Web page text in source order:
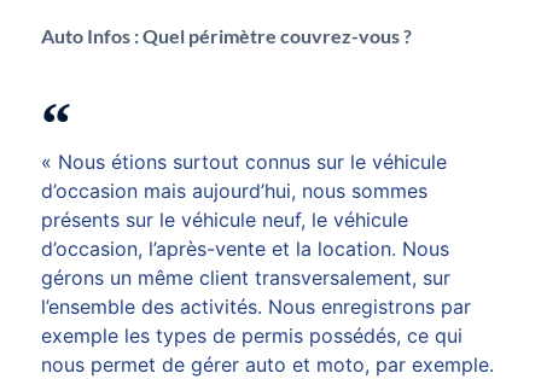
Auto Infos :Quel périmètre couvrez-vous ?
« Nous étions surtout connus sur le véhicule
d’occasion mais aujourd’hui, nous sommes
présents sur le véhicule neuf, le véhicule
d’occasion, l’après-vente et la location. Nous
gérons un même client transversalement, sur
l’ensemble des activités. Nous enregistrons par
exemple les types de permis possédés, ce qui
nous permet de gérer auto et moto, par exemple.